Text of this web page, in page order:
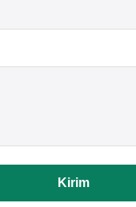
Kirim